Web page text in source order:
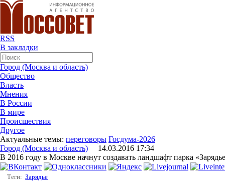
RSS
В закладки
Город (Москва и область)
Общество
Власть
Мнения
В России
В мире
Происшествия
Другое
Актуальные темы: переговоры Госдума-2026
Город (Москва и область) 14.03.2016 17:34
В 2016 году в Москве начнут создавать ландшафт парка
Теги: Зарядье